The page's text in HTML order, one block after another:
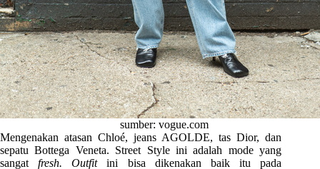
sumber: vogue.com
Mengenakan atasan Chloé, jeans AGOLDE, tas Dior, dan
sepatu Bottega Veneta. Street Style ini adalah mode yang
sangatfresh.Outfitini bisa dikenakan baik itu pada